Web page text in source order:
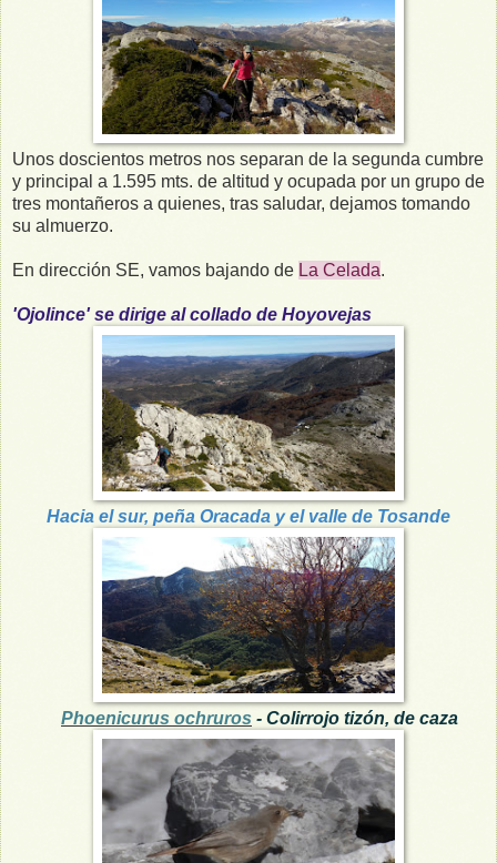
Unos doscientos metros nos separan de la segunda cumbre
y principal a 1.595 mts. de altitud y ocupada por un grupo de
tres montañeros a quienes, tras saludar, dejamos tomando
su almuerzo.
En dirección SE, vamos bajando de La Celada.
'Ojolince' se dirige al collado de Hoyovejas
Hacia el sur, peña Oracada y el valle de Tosande
Phoenicurus ochruros - Colirrojo tizón, de caza